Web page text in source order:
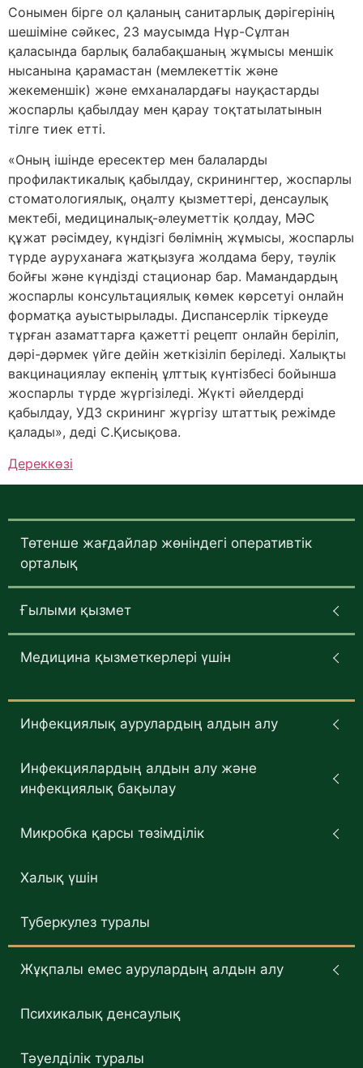
Сонымен бірге ол қаланың санитар­лық дәрігерінің
шешіміне сәйкес, 23 мау­сымда Нұр-Сұлтан
қаласында барлық балабақшаның жұмысы меншік
нысанына қарамастан (мемлекеттік және
жекеменшік) және емханалардағы науқастарды
жоспарлы қабылдау мен қарау тоқтатылатынын
тілге тиек етті.
«Оның ішінде ересектер мен балаларды
профилактикалық қабылдау, скринингтер, жоспарлы
стоматология­лық, оңалту қызметтері, денсау­лық
мектебі, медициналық-әлеумет­тік қолдау, МӘС
құжат рәсімдеу, күндізгі бөлімнің жұмысы, жоспарлы
түрде ауруханаға жатқызуға жолдама беру, тәулік
бойғы және күндізді стационар бар. Мамандардың
жоспарлы кон­суль­тациялық көмек көрсетуі онлайн
форматқа ауыстырылады. Диспансер­лік тіркеуде
тұрған азаматтарға қажетті рецепт онлайн беріліп,
дәрі-дәрмек үйге дейін жеткізіліп беріледі. Халықты
вакцинациялау екпенің ұлттық күнтізбесі бойынша
жоспарлы түрде жүргізіледі. Жүкті әйелдерді
қабылдау, УДЗ скрининг жүргізу штаттық режімде
қалады», деді С.Қисықова.
Дереккөзі
Төтенше жағдайлар жөніндегі оперативтік
орталық
Ғылыми қызмет
Медицина қызметкерлері үшін
Инфекциялық аурулардың алдын алу
Инфекциялардың алдын алу және
инфекциялық бақылау
Микробка қарсы төзімділік
Халық үшін
Туберкулез туралы
Жұқпалы емес аурулардың алдын алу
Психикалық денсаулық
Тәуелділік туралы